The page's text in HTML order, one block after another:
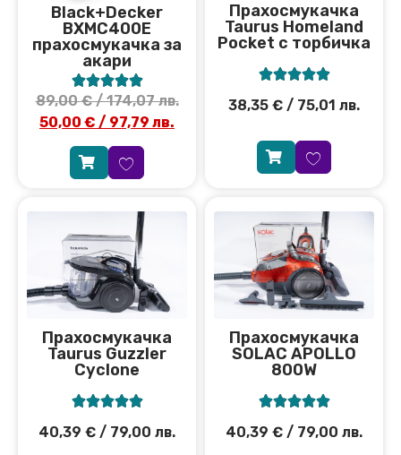
Black+Decker
BXMC400E
прахосмукачка за
акари

89,00€/ 174,07 лв.
50,00 € / 97,79 лв.
Прахосмукачка
Taurus Homeland
Pocket с торбичка

38,35 € / 75,01 лв.
Прахосмукачка
Taurus Guzzler
Cyclone

40,39 € / 79,00 лв.
Прахосмукачка
SOLAC APOLLO
800W

40,39 € / 79,00 лв.